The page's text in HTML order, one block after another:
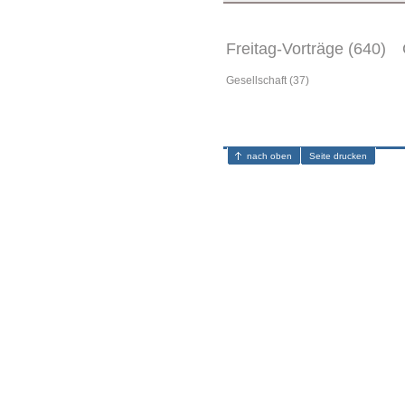
Freitag-Vorträge (640)
Gesellschaft (37)
nach oben Seite drucken